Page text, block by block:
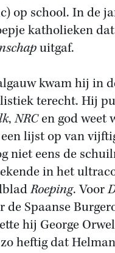
op school. In de
katholieken
uitgaf.
kwam hij in
terecht. Hij
,NRCen god weet
lijst op van
niet eens de
in het
Roeping. Voor
de Spaanse
hij George
heftig dat